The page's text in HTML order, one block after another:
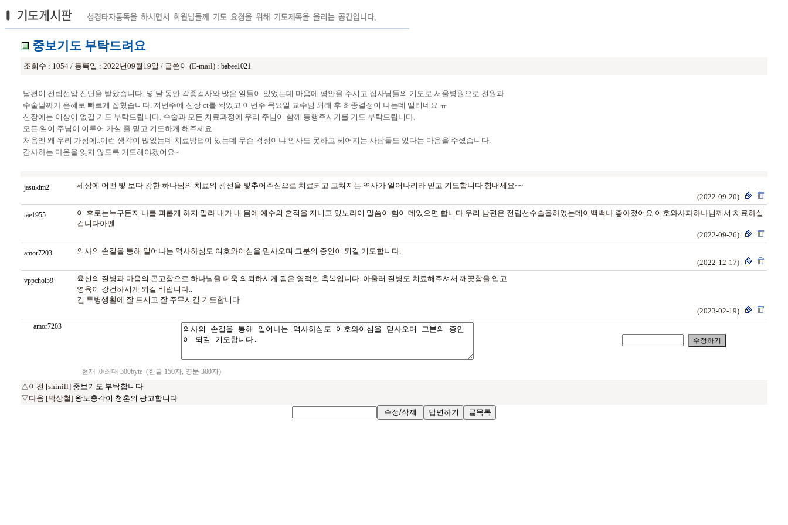
중보기도 부탁드려요
조회수 : 1054 / 등록일 : 2022년09월19일 / 글쓴이 (E-mail) : babee1021
남편이 전립선암 진단을 받았습니다. 몇 달 동안 각종검사와 많은 일들이 있었는데 마음에 평안을 주시고 집사님들의 기도로 서울병원으로 전원과
수술날짜가 은혜로 빠르게 잡혔습니다. 저번주에 신장 ct를 찍었고 이번주 목요일 교수님 외래 후 최종결정이 나는데 떨리네요 ㅠ
신장에는 이상이 없길 기도 부탁드립니다. 수술과 모든 치료과정에 우리 주님이 함께 동행주시기를 기도 부탁드립니다.
모든 일이 주님이 이루어 가실 줄 믿고 기도하게 해주세요.
처음엔 왜 우리 가정에..이런 생각이 많았는데 치료방법이 있는데 무슨 걱정이냐 인사도 못하고 헤어지는 사람들도 있다는 마음을 주셨습니다.
감사하는 마음을 잊지 않도록 기도해야겠어요~
jasukim2
세상에 어떤 빛 보다 강한 하나님의 치료의 광선을 빛추어주심으로 치료되고 고쳐지는 역사가 일어나리라 믿고 기도합니다 힘내세요~~
(2022-09-20)
tae1955
이 후로는누구든지 나를 괴롭게 하지 말라 내가 내 몸에 예수의 흔적을 지니고 있노라이 말씀이 힘이 데었으면 합니다 우리 남편은 전립선수술을하였는데이백백나 좋아졌어요 여호와사파하나님께서 치료하실
겁니다아멘
(2022-09-26)
amor7203
의사의 손길을 통해 일어나는 역사하심도 여호와이심을 믿사오며 그분의 증인이 되길 기도합니다.
(2022-12-17)
vppchoi59
육신의 질병과 마음의 곤고함으로 하나님을 더욱 의뢰하시게 됨은 영적인 축복입니다. 아울러 질병도 치료해주셔서 깨끗함을 입고
영육이 강건하시게 되길 바랍니다..
긴 투병생활에 잘 드시고 잘 주무시길 기도합니다
(2023-02-19)
amor7203
현재 0/최대 300byte (한글 150자, 영문 300자)
△이전 [shinill] 중보기도 부탁합니다
▽다음 [박상철] 왕노총각이 청혼의 광고합니다